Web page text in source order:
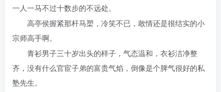
一人一马不过十数步的不远处。
高亭侯握紧那杆马槊，冷笑不已，敢情还是很结实的小
宗师高手啊。
青衫男子三十岁出头的样子，气态温和，衣衫洁净整
齐，没有什么官宦子弟的富贵气焰，倒像是个脾气很好的私
塾先生。